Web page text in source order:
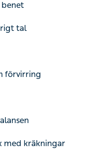
benet
tal
förvirring
med kräkningar